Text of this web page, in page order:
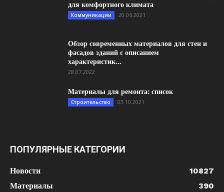
для комфортного климата
Коммуникации 20.06.2021
Обзор современных материалов для стен и
фасадов зданий с описанием
характеристик...
28.07.2022
Материалы для ремонта: список
Строительство 03.10.2021
ПОПУЛЯРНЫЕ КАТЕГОРИИ
Новости
10827
Материалы
390